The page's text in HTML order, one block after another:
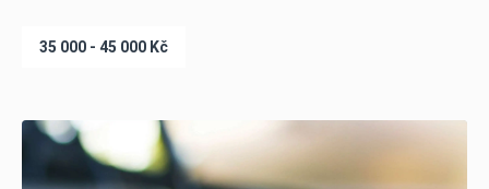
35 000 - 45 000 Kč